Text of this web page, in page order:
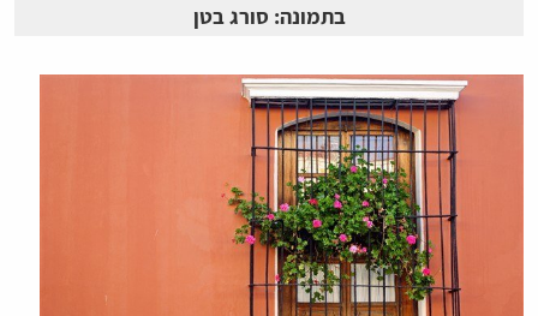
בתמונה: סורג בטן